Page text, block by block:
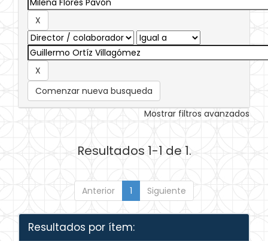
Comenzar nueva busqueda
Mostrar filtros avanzados
Resultados 1-1 de 1.
Anterior 1 Siguiente
Resultados por ítem: